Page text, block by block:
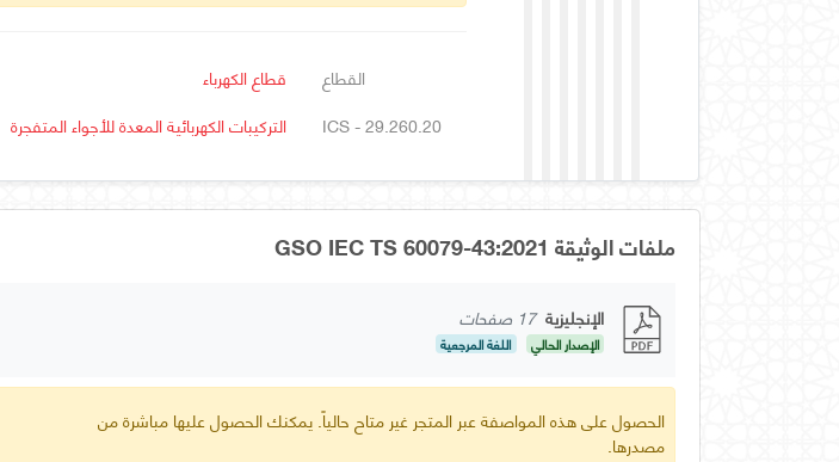
القطاع
قطاع الكهرباء
ICS - 29.260.20
التركيبات الكهربائية المعدة للأجواء المتفجرة
ملفات الوثيقة GSO IEC TS 60079-43:2021
الإنجليزية 17 صفحات
الإصدار الحالي اللغة المرجعية
الحصول على هذه المواصفة عبر المتجر غير متاح حالياً. يمكنك الحصول عليها مباشرة من
مصدرها.